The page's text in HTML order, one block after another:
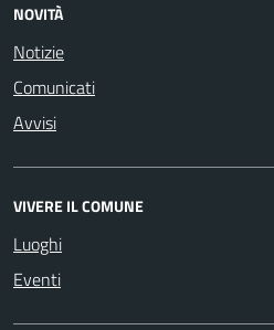
NOVITÀ
Notizie
Comunicati
Avvisi
VIVERE IL COMUNE
Luoghi
Eventi